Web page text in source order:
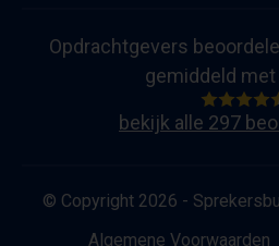
Opdrachtgevers
gemiddeld met
bekijk alle 297
© Copyright 2026 -
Algemene Voorwaarden